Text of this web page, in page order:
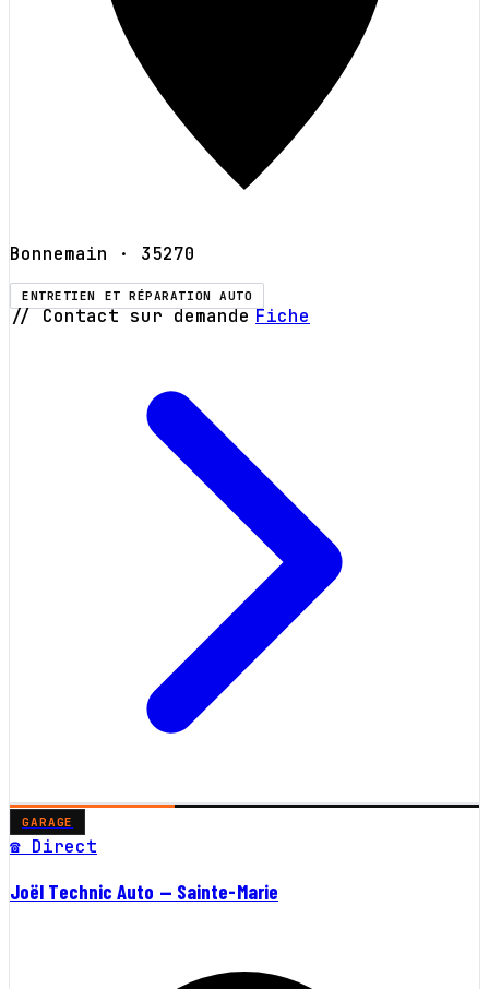
Bonnemain · 35270
ENTRETIEN ET RÉPARATION AUTO
// Contact sur demande Fiche
GARAGE
☎ Direct
Joël Technic Auto — Sainte-Marie